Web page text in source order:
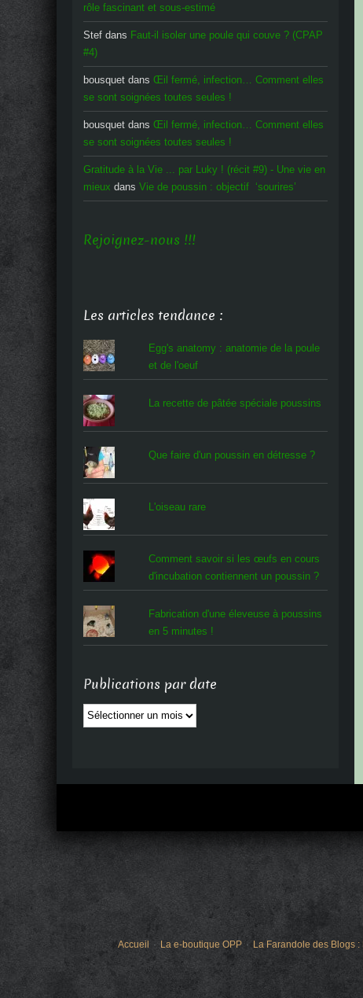
rôle fascinant et sous-estimé
Stef dans Faut-il isoler une poule qui couve ? (CPAP
#4)
bousquet dans Œil fermé, infection… Comment elles
se sont soignées toutes seules !
bousquet dans Œil fermé, infection… Comment elles
se sont soignées toutes seules !
Gratitude à la Vie ... par Luky ! (récit #9) - Une vie en
mieux dans Vie de poussin : objectif ‘sourires’
Rejoignez-nous !!!
Les articles tendance :
Egg's anatomy : anatomie de la poule
et de l'oeuf
La recette de pâtée spéciale poussins
Que faire d'un poussin en détresse ?
L'oiseau rare
Comment savoir si les œufs en cours
d'incubation contiennent un poussin ?
Fabrication d'une éleveuse à poussins
en 5 minutes !
Publications par date
Publications
par
Accueil La e-boutique OPP La Farandole des Blogs